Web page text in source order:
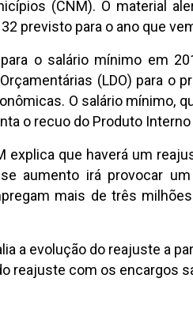
(CNM). O material
previsto para o ano que
o salário mínimo em
(LDO) para o
O salário mínimo,
o recuo do Produto Interno
explica que haverá um
aumento irá provocar
mais de três
a evolução do reajuste a
reajuste com os encargos